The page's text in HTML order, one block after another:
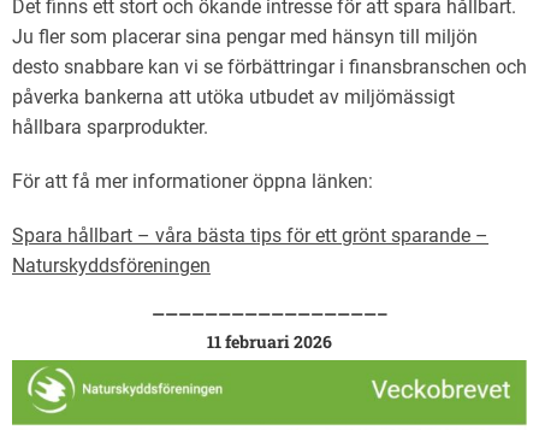
Det finns ett stort och ökande intresse för att spara hållbart.
Ju fler som placerar sina pengar med hänsyn till miljön
desto snabbare kan vi se förbättringar i finansbranschen och
påverka bankerna att utöka utbudet av miljömässigt
hållbara sparprodukter.
För att få mer informationer öppna länken:
Spara hållbart – våra bästa tips för ett grönt sparande –
Naturskyddsföreningen
—————————————————–
11 februari 2026